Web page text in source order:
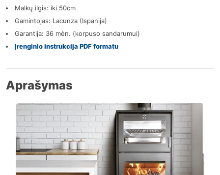
Malkų ilgis: iki 50cm
Gamintojas: Lacunza (Ispanija)
Garantija: 36 mėn. (korpuso sandarumui)
Įrenginio instrukcija PDF formatu
Aprašymas